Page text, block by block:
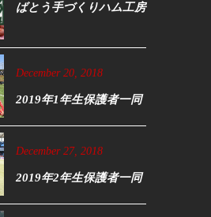
ばとう手づくりハム工房
December 20, 2018
2019年1年生保護者一同
December 27, 2018
2019年2年生保護者一同